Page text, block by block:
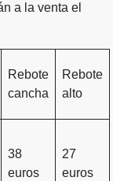
a la venta el
Rebote
cancha
Rebote
alto
38
euros
27
euros